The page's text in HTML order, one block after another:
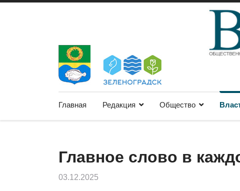
Главная Редакция Общество
Главное слово в
03.12.2025